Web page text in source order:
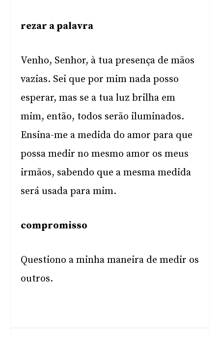
rezar a palavra
Venho, Senhor, à tua presença de mãos
vazias. Sei que por mim nada posso
esperar, mas se a tua luz brilha em
mim, então, todos serão iluminados.
Ensina-me a medida do amor para que
possa medir no mesmo amor os meus
irmãos, sabendo que a mesma medida
será usada para mim.
compromisso
Questiono a minha maneira de medir os
outros.